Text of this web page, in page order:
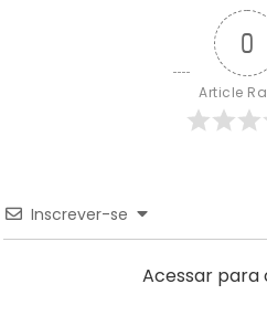
0
Article
Inscrever-se
Acessar